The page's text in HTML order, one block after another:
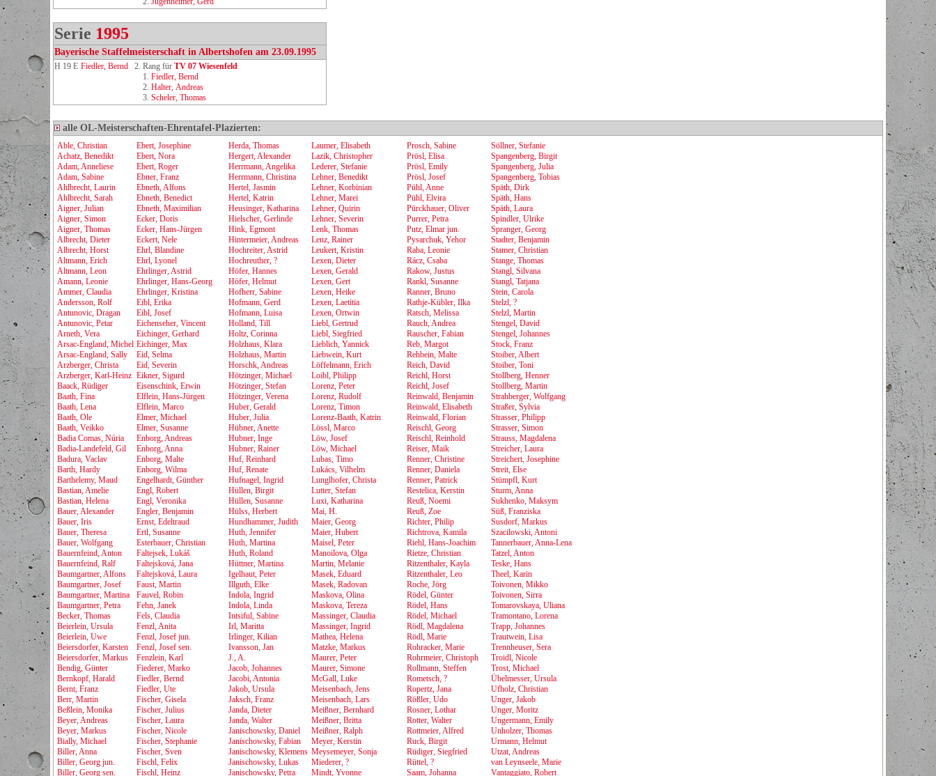
Serie 1995
Bayerische Staffelmeisterschaft in Albertshofen am 23.09.1995
H 19 E Fiedler, Bernd 2. Rang für TV 07 Wiesenfeld
1. Fiedler, Bernd
2. Halter, Andreas
3. Scheler, Thomas
alle OL-Meisterschaften-Ehrentafel-Plazierten:
Able, Christian
Achatz, Benedikt
Adam, Anneliese
Adam, Sabine
Ahlbrecht, Laurin
Ahlbrecht, Sarah
Aigner, Julian
Aigner, Simon
Aigner, Thomas
Albrecht, Dieter
Albrecht, Horst
Altmann, Erich
Altmann, Leon
Amann, Leonie
Ammer, Claudia
Andersson, Rolf
Antunovic, Dragan
Antunovic, Petar
Arneth, Vera
Arsac-England, Michel
Arsac-England, Sally
Arzberger, Christa
Arzberger, Karl-Heinz
Baack, Rüdiger
Baath, Fina
Baath, Lena
Baath, Ole
Baath, Veikko
Badia Comas, Núria
Badia-Landefeld, Gil
Badura, Vaclav
Barth, Hardy
Barthelemy, Maud
Bastian, Amelie
Bastian, Helena
Bauer, Alexander
Bauer, Iris
Bauer, Theresa
Bauer, Wolfgang
Bauernfeind, Anton
Bauernfeind, Ralf
Baumgartner, Alfons
Baumgartner, Josef
Baumgartner, Martina
Baumgartner, Petra
Becker, Thomas
Beierlein, Ursula
Beierlein, Uwe
Beiersdorfer, Karsten
Beiersdorfer, Markus
Bendig, Günter
Bernkopf, Harald
Bernt, Franz
Berr, Martin
Beßlein, Monika
Beyer, Andreas
Beyer, Markus
Bially, Michael
Biller, Anna
Biller, Georg jun.
Biller, Georg sen.
Ebert, Josephine
Ebert, Nora
Ebert, Roger
Ebner, Franz
Ebneth, Alfons
Ebneth, Benedict
Ebneth, Maximilian
Ecker, Doris
Ecker, Hans-Jürgen
Eckert, Nele
Ehrl, Blandine
Ehrl, Lyonel
Ehrlinger, Astrid
Ehrlinger, Hans-Georg
Ehrlinger, Kristina
Eibl, Erika
Eibl, Josef
Eichenseher, Vincent
Eichinger, Gerhard
Eichinger, Max
Eid, Selma
Eid, Severin
Eikner, Sigurd
Eisenschink, Erwin
Elflein, Hans-Jürgen
Elflein, Marco
Elmer, Michael
Elmer, Susanne
Enborg, Andreas
Enborg, Anna
Enborg, Malte
Enborg, Wilma
Engelhardt, Günther
Engl, Robert
Engl, Veronika
Engler, Benjamin
Ernst, Edeltraud
Ertl, Susanne
Esterbauer, Christian
Faltejsek, Lukáš
Faltejsková, Jana
Faltejsková, Laura
Faust, Martin
Fauvel, Robin
Fehn, Janek
Fels, Claudia
Fenzl, Anita
Fenzl, Josef jun.
Fenzl, Josef sen.
Fenzlein, Karl
Fiederer, Marko
Fiedler, Bernd
Fiedler, Ute
Fischer, Gisela
Fischer, Julius
Fischer, Laura
Fischer, Nicole
Fischer, Stephanie
Fischer, Sven
Fischl, Felix
Fischl, Heinz
Herda, Thomas
Hergert, Alexander
Herrmann, Angelika
Herrmann, Christina
Hertel, Jasmin
Hertel, Katrin
Heusinger, Katharina
Hielscher, Gerlinde
Hink, Egmont
Hintermeier, Andreas
Hochreiter, Astrid
Hochreuther, ?
Höfer, Hannes
Höfer, Helmut
Hofherr, Sabine
Hofmann, Gerd
Hofmann, Luisa
Holland, Till
Holtz, Corinna
Holzhaus, Klara
Holzhaus, Martin
Horschk, Andreas
Hötzinger, Michael
Hötzinger, Stefan
Hötzinger, Verena
Huber, Gerald
Huber, Julia
Hübner, Anette
Hubner, Inge
Hubner, Rainer
Huf, Reinhard
Huf, Renate
Hufnagel, Ingrid
Hüllen, Birgit
Hüllen, Susanne
Hülss, Herbert
Hundhammer, Judith
Huth, Jennifer
Huth, Martina
Huth, Roland
Hüttner, Martina
Igelhaut, Peter
Illguth, Elke
Indola, Ingrid
Indola, Linda
Intsiful, Sabine
Irl, Maritta
Irlinger, Kilian
Ivansson, Jan
J., A.
Jacob, Johannes
Jacobi, Antonia
Jakob, Ursula
Jaksch, Franz
Janda, Dieter
Janda, Walter
Janischowsky, Daniel
Janischowsky, Fabian
Janischowsky, Klemens
Janischowsky, Lukas
Janischowsky, Petra
Laumer, Elisabeth
Lazik, Christopher
Lederer, Stefanie
Lehner, Benedikt
Lehner, Korbinian
Lehner, Marei
Lehner, Quirin
Lehner, Severin
Lenk, Thomas
Lenz, Rainer
Leukert, Kristin
Lexen, Dieter
Lexen, Gerald
Lexen, Gert
Lexen, Heike
Lexen, Laetitia
Lexen, Ortwin
Liebl, Gertrud
Liebl, Siegfried
Lieblich, Yannick
Liebwein, Kurt
Löffelmann, Erich
Loibl, Philipp
Lorenz, Peter
Lorenz, Rudolf
Lorenz, Timon
Lorenz-Baath, Katrin
Lössl, Marco
Löw, Josef
Löw, Michael
Lubas, Timo
Lukács, Vilhelm
Lunglhofer, Christa
Lutter, Stefan
Luxi, Katharina
Mai, H.
Maier, Georg
Maier, Hubert
Maisel, Peter
Manoilova, Olga
Martin, Melanie
Masek, Eduard
Masek, Radovan
Maskova, Olina
Maskova, Tereza
Massinger, Claudia
Massinger, Ingrid
Mathea, Helena
Matzke, Markus
Maurer, Peter
Maurer, Simone
McGall, Luke
Meisenbach, Jens
Meisenbach, Lars
Meißner, Bernhard
Meißner, Britta
Meißner, Ralph
Meyer, Kerstin
Meysemeyer, Sonja
Miederer, ?
Mindt, Yvonne
Prosch, Sabine
Prösl, Elisa
Prösl, Emily
Prösl, Josef
Pühl, Anne
Pühl, Elvira
Pürckhauer, Oliver
Purrer, Petra
Putz, Elmar jun.
Pysarchuk, Yehor
Raba, Leonie
Rácz, Csaba
Rakow, Justus
Rankl, Susanne
Ranner, Bruno
Rathje-Kübler, Ilka
Ratsch, Melissa
Rauch, Andrea
Rauscher, Fabian
Reb, Margot
Rehbein, Malte
Reich, David
Reichl, Horst
Reichl, Josef
Reinwald, Benjamin
Reinwald, Elisabeth
Reinwald, Florian
Reischl, Georg
Reischl, Reinhold
Reiser, Maik
Renner, Christine
Renner, Daniela
Renner, Patrick
Restelica, Kerstin
Reuß, Noemi
Reuß, Zoe
Richter, Philip
Richtrova, Kamila
Riehl, Hans-Joachim
Rietze, Christian
Ritzenthaler, Kayla
Ritzenthaler, Leo
Roche, Jörg
Rödel, Günter
Rödel, Hans
Rödel, Michael
Rödl, Magdalena
Rödl, Marie
Rohracker, Marie
Rohrmeier, Christoph
Rollmann, Steffen
Rometsch, ?
Ropertz, Jana
Rößler, Udo
Rosner, Lothar
Rotter, Walter
Rottmeier, Alfred
Ruck, Birgit
Rüdiger, Siegfried
Rüttel, ?
Saam, Johanna
Söllner, Stefanie
Spangenberg, Birgit
Spangenberg, Julia
Spangenberg, Tobias
Späth, Dirk
Späth, Hans
Späth, Laura
Spindler, Ulrike
Spranger, Georg
Stadter, Benjamin
Stamer, Christian
Stange, Thomas
Stangl, Silvana
Stangl, Tatjana
Stein, Carola
Stelzl, ?
Stelzl, Martin
Stengel, David
Stengel, Johannes
Stock, Franz
Stoiber, Albert
Stoiber, Toni
Stollberg, Henner
Stollberg, Martin
Strahberger, Wolfgang
Straßer, Sylvia
Strasser, Philipp
Strasser, Simon
Strauss, Magdalena
Streicher, Laura
Streichert, Josephine
Streit, Else
Stümpfl, Kurt
Sturm, Anna
Sukhenko, Maksym
Süß, Franziska
Susdorf, Markus
Szacilowski, Antoni
Tannerbauer, Anna-Lena
Tatzel, Anton
Teske, Hans
Theel, Karin
Toivonen, Mikko
Toivonen, Sirra
Tomarovskaya, Uliana
Tramontano, Lorena
Trapp, Johannes
Trautwein, Lisa
Trennheuser, Sera
Troidl, Nicole
Trost, Michael
Übelmesser, Ursula
Ufholz, Christian
Unger, Jakob
Unger, Moritz
Ungermann, Emily
Unholzer, Thomas
Urmann, Helmut
Utzat, Andreas
van Leynseele, Marie
Vantaggiato, Robert